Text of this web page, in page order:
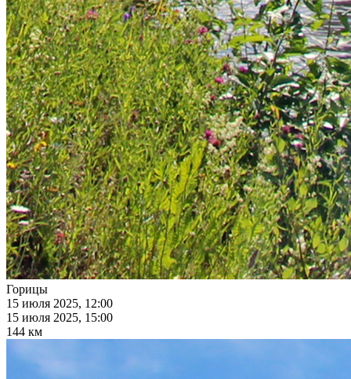
Горицы
15 июля 2025, 12:00
15 июля 2025, 15:00
144 км